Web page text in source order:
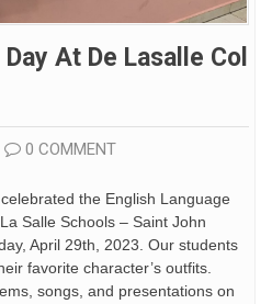
At De Lasalle Col
0 COMMENT
the English Language
Salle Schools – Saint John
April 29th, 2023. Our students
favorite character’s outfits.
songs, and presentations on